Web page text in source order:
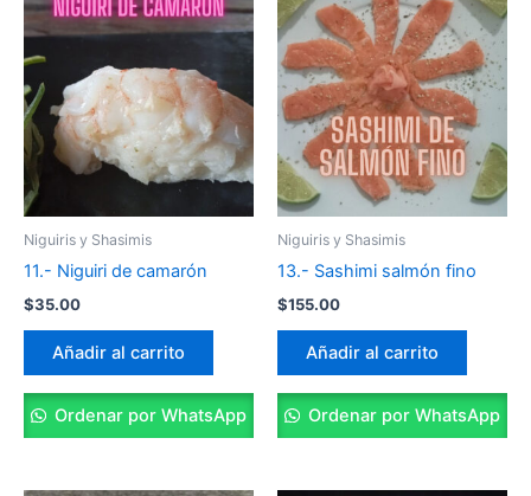
Niguiris y Shasimis
11.- Niguiri de camarón
$35.00
Añadir al carrito
Ordenar por WhatsApp
Niguiris y Shasimis
13.- Sashimi salmón fino
$155.00
Añadir al carrito
Ordenar por WhatsApp